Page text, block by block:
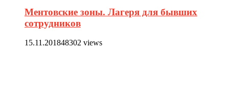
Ментовские зоны. Лагеря для бывших
сотрудников
15.11.201848302 views